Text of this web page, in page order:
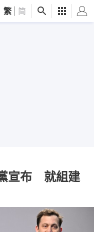
繁 简
宣布 就組建